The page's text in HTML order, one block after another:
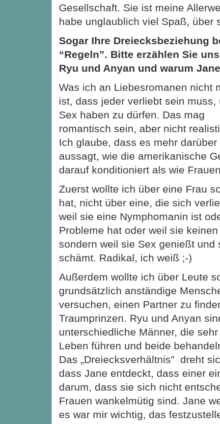
Gesellschaft. Sie ist meine
habe unglaublich viel Spaß, über
Sogar Ihre Dreiecksbeziehung
“Regeln”. Bitte erzählen Sie
Ryu und Anyan und warum
Was ich an Liebesromanen nicht
ist, dass jeder verliebt sein muss,
Sex haben zu dürfen. Das mag
romantisch sein, aber nicht
Ich glaube, dass es mehr darüber
aussagt, wie die amerikanische
darauf konditioniert als wie
Zuerst wollte ich über eine Frau
hat, nicht über eine, die sich
weil sie eine Nymphomanin ist
Probleme hat oder weil sie
sondern weil sie Sex genießt und
schämt. Radikal, ich weiß ;-)
Außerdem wollte ich über Leute
grundsätzlich anständige
versuchen, einen Partner zu
Traumprinzen. Ryu und Anyan
unterschiedliche Männer, die
Leben führen und beide
Das „Dreiecksverhältnis” dreht
dass Jane entdeckt, dass einer
darum, dass sie sich nicht
Frauen wankelmütig sind. Jane
es war mir wichtig, das